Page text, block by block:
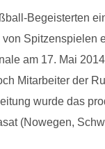
Begeisterten
von Spitzenspielen
am 17. Mai
Mitarbeiter der
wurde das
(Nowegen,